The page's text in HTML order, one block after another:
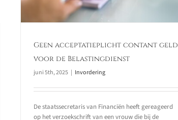
Geen acceptatieplicht contant geld
voor de Belastingdienst
juni 5th, 2025 | Invordering
De staatssecretaris van Financiën heeft gereageerd
op het verzoekschrift van een vrouw die bij de